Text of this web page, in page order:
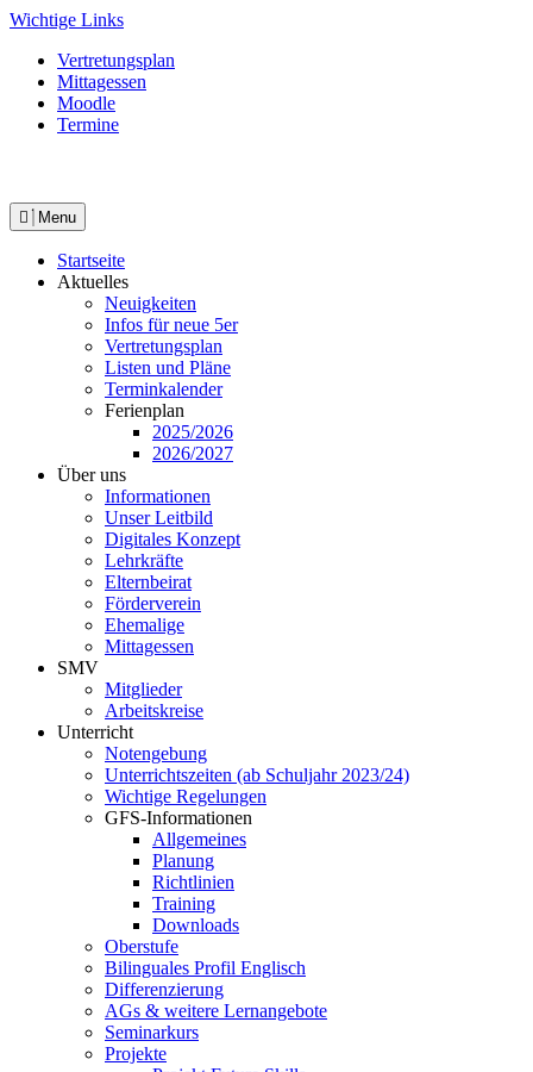
Skip
content
Wichtige Links
Vertretungsplan
Mittagessen
Moodle
Termine
Menu
Startseite
Aktuelles
Neuigkeiten
Infos für neue 5er
Vertretungsplan
Listen und Pläne
Terminkalender
Ferienplan
2025/2026
2026/2027
Über uns
Informationen
Unser Leitbild
Digitales Konzept
Lehrkräfte
Elternbeirat
Förderverein
Ehemalige
Mittagessen
SMV
Mitglieder
Arbeitskreise
Unterricht
Notengebung
Unterrichtszeiten (ab Schuljahr 2023/24)
Wichtige Regelungen
GFS-Informationen
Allgemeines
Planung
Richtlinien
Training
Downloads
Oberstufe
Bilinguales Profil Englisch
Differenzierung
AGs & weitere Lernangebote
Seminarkurs
Projekte